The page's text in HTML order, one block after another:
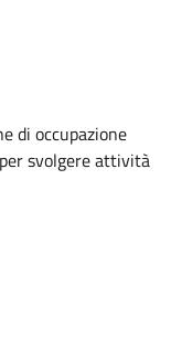
di occupazione
svolgere attività